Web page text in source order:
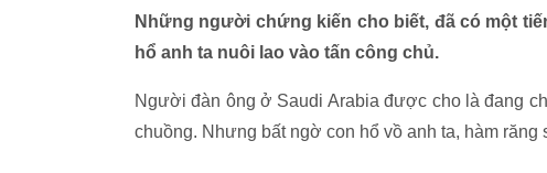
Những người chứng kiến cho biết, đã có một
hổ anh ta nuôi lao vào tấn công chủ.
Người đàn ông ở Saudi Arabia được cho là đang
chuồng. Nhưng bất ngờ con hổ vồ anh ta, hàm